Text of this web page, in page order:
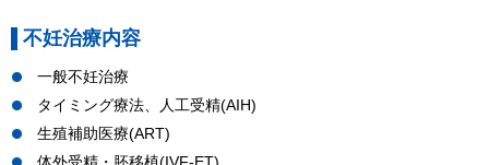
不妊治療内容
一般不妊治療
タイミング療法、人工受精(AIH)
生殖補助医療(ART)
体外受精・胚移植(IVF-ET)